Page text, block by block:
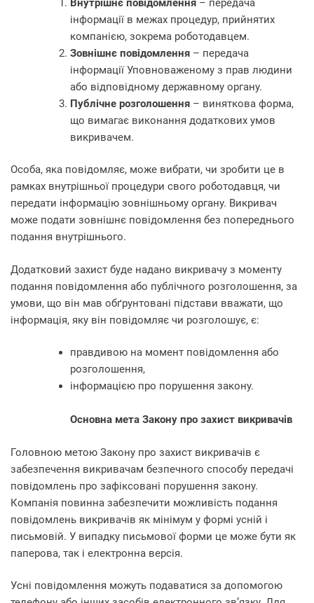
інформації в межах процедур, прийнятих
компанією, зокрема роботодавцем.
Зовнішнє повідомлення – передача
інформації Уповноваженому з прав людини
або відповідному державному органу.
Публічне розголошення – виняткова форма,
що вимагає виконання додаткових умов
викривачем.
Особа, яка повідомляє, може вибрати, чи зробити це в
рамках внутрішньої процедури свого роботодавця, чи
передати інформацію зовнішньому органу. Викривач
може подати зовнішнє повідомлення без попереднього
подання внутрішнього.
Додатковий захист буде надано викривачу з моменту
подання повідомлення або публічного розголошення, за
умови, що він мав обґрунтовані підстави вважати, що
інформація, яку він повідомляє чи розголошує, є:
правдивою на момент повідомлення або
розголошення,
інформацією про порушення закону.
Основна мета Закону про захист викривачів
Головною метою Закону про захист викривачів є
забезпечення викривачам безпечного способу передачі
повідомлень про зафіксовані порушення закону.
Компанія повинна забезпечити можливість подання
повідомлень викривачів як мінімум у формі усній і
письмовій. У випадку письмової форми це може бути як
паперова, так і електронна версія.
Усні повідомлення можуть подаватися за допомогою